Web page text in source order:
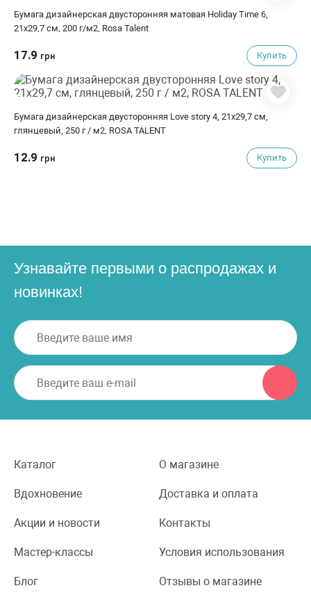
Бумага дизайнерская двусторонняя матовая Holiday Time 6,
21х29,7 см, 200 г/м2, Rosa Talent
17.9 грн Купить
Бумага дизайнерская двусторонняя Love story 4, 21х29,7 см,
глянцевый, 250 г / м2, ROSA TALENT
12.9 грн Купить
Узнавайте первыми о распродажах и
новинках!
Каталог О магазине
Вдохновение Доставка и оплата
Акции и новости Контакты
Мастер-классы Условия использования
Блог Отзывы о магазине